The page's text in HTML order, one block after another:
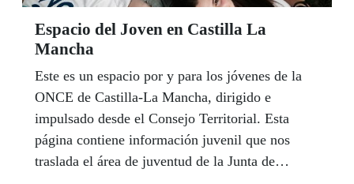
Espacio del Joven en Castilla La
Mancha
Este es un espacio por y para los jóvenes de la
ONCE de Castilla-La Mancha, dirigido e
impulsado desde el Consejo Territorial. Esta
página contiene información juvenil que nos
traslada el área de juventud de la Junta de